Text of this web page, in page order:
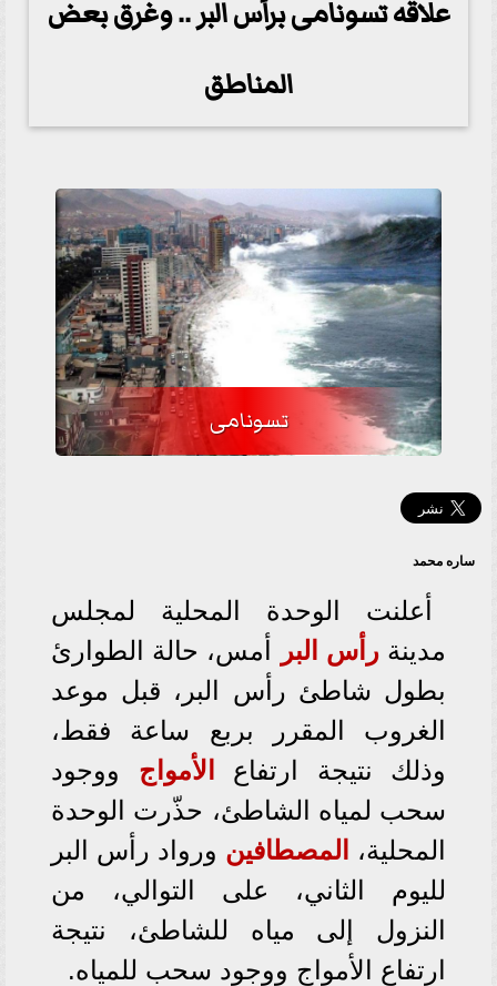
علاقه تسونامى برأس البر .. وغرق بعض
المناطق
تسونامى
ساره محمد
أعلنت الوحدة المحلية لمجلس
مدينةرأس البر
أمس، حالة الطوارئ
بطول شاطئ رأس البر، قبل موعد
الغروب المقرر بربع ساعة فقط،
وذلك نتيجة ارتفاع
الأمواج ووجود
سحب لمياه الشاطئ، حذّرت الوحدة
المحلية،
المصطافين ورواد رأس البر
لليوم الثاني، على التوالي، من
النزول إلى مياه للشاطئ، نتيجة
ارتفاع الأمواج ووجود سحب للمياه.